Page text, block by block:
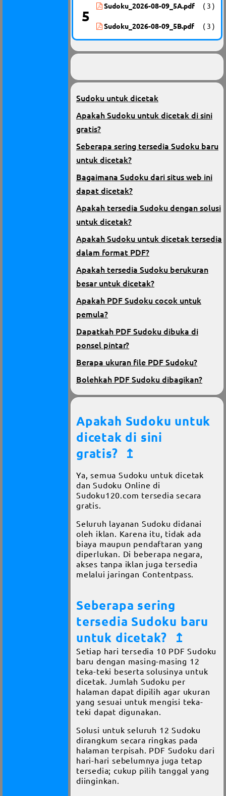
Sudoku untuk dicetak
Apakah Sudoku untuk dicetak di sini
gratis?
Seberapa sering tersedia Sudoku baru
untuk dicetak?
Bagaimana Sudoku dari situs web ini
dapat dicetak?
Apakah tersedia Sudoku dengan solusi
untuk dicetak?
Apakah Sudoku untuk dicetak tersedia
dalam format PDF?
Apakah tersedia Sudoku berukuran
besar untuk dicetak?
Apakah PDF Sudoku cocok untuk
pemula?
Dapatkah PDF Sudoku dibuka di
ponsel pintar?
Berapa ukuran file PDF Sudoku?
Bolehkah PDF Sudoku dibagikan?
Apakah Sudoku untuk
dicetak di sini
gratis?
↥
Ya, semua Sudoku untuk dicetak
dan Sudoku Online di
Sudoku120.com tersedia secara
gratis.
Seluruh layanan Sudoku didanai
oleh iklan. Karena itu, tidak ada
biaya maupun pendaftaran yang
diperlukan. Di beberapa negara,
akses tanpa iklan juga tersedia
melalui jaringan Contentpass.
Seberapa sering
tersedia Sudoku baru
untuk dicetak?
↥
Setiap hari tersedia 10 PDF Sudoku
baru dengan masing-masing 12
teka-teki beserta solusinya untuk
dicetak. Jumlah Sudoku per
halaman dapat dipilih agar ukuran
yang sesuai untuk mengisi teka-
teki dapat digunakan.
Solusi untuk seluruh 12 Sudoku
dirangkum secara ringkas pada
halaman terpisah. PDF Sudoku dari
hari-hari sebelumnya juga tetap
tersedia; cukup pilih tanggal yang
diinginkan.
5
Sudoku_2026-08-09_5A.pdf ( 3 )
Sudoku_2026-08-09_5B.pdf ( 3 )